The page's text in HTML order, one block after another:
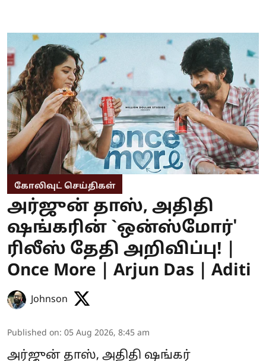
கோலிவுட் செய்திகள்
அர்ஜுன் தாஸ், அதிதி
ஷங்கரின் `ஒன்ஸ்மோர்'
ரிலீஸ் தேதி அறிவிப்பு! |
Once More | Arjun Das | Aditi
Johnson
Published on: 05 Aug 2026, 8:45 am
அர்ஜுன் தாஸ், அதிதி ஷங்கர்